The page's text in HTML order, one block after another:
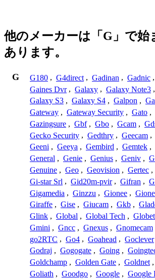
他のメーカーは「G」で始
あります。
G G180 , G4direct , Gadinan , Gadnic ,
Gaines Dvr , Galaxy , Galaxy Note3 ,
Galaxy S3 , Galaxy S4 , Galpon ,
Gateway , Gateway Security , Gato ,
Gazingsure , Gbf , Gbo , Gcam ,
Gecko Security , Gedthry , Geecam ,
Geeni , Geeya , Gembird , Gemtek ,
General , Genie , Genius , Geniv ,
Genuine , Geo , Geovision , Gertec ,
Gi-star Srl , Gid20m-pvir , Gifran ,
Gigamedia , Ginzzu , Gionee ,
Giraffe , Gise , Giucam , Gkb ,
Glink , Global , Global Tech ,
Gmini , Gncc , Gnexus , Gnomecam
go2RTC , Go4 , Goahead , Goclever
Godraj , Gogogate , Going ,
Goldchamp , Golden Gate , Goldnet ,
Goliath , Goodgo , Google , Google